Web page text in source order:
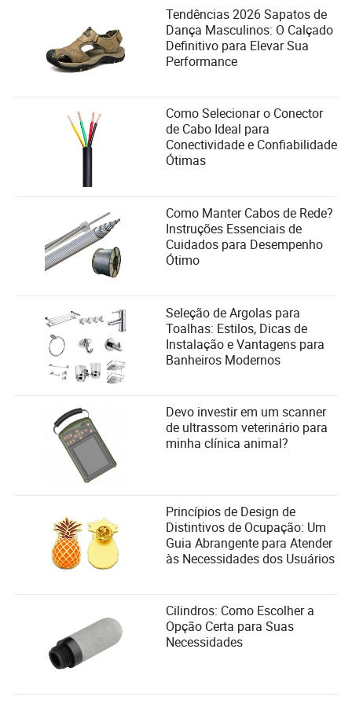
sido aprovado. Após 25 anos de trabalho árduo, João
finalmente poderia se aposentar.
A história de João é um exemplo de que, apesar das
dificuldades, é possível vencer a batalha contra o INSS.
desafio, mas com os documentos certos, a orientação
adequada e muita persistência, a aprovação é possível.
Se você é motorista e está pensando em solicitar a
aposentadoria especial, não deixe para depois. Comece
advogado especializado. E se o INSS negar seu pedido,
anos de trabalho duro, você merece um descanso digno.
Perguntas Frequentes (FAQs)
1. Quais documentos são essenciais para aprovar a
Os documentos essenciais incluem o PPP (Perfil
Profissiográfico Previdenciário), o LTCAT (Laudo Técnico
das Condições Ambientais do Trabalho), a Carteira de
de contribuição ao INSS. Esses documentos são
fundamentais para comprovar a exposição a agentes
nocivos e o tempo de serviço.
2. Como advogados podem ajudar motoristas a
conseguir a aposentadoria especial?
Advogados especializados em direito previdenciário
Tendências 2026 Sapatos de
Dança Masculinos: O Calçado
Definitivo para Elevar Sua
Performance
Como Selecionar o Conector
de Cabo Ideal para
Conectividade e Confiabilidade
Ótimas
Como Manter Cabos de Rede?
Instruções Essenciais de
Cuidados para Desempenho
Ótimo
Seleção de Argolas para
Toalhas: Estilos, Dicas de
Instalação e Vantagens para
Banheiros Modernos
Devo investir em um scanner
de ultrassom veterinário para
minha clínica animal?
Princípios de Design de
Distintivos de Ocupação: Um
Guia Abrangente para Atender
às Necessidades dos Usuários
Cilindros: Como Escolher a
Opção Certa para Suas
Necessidades